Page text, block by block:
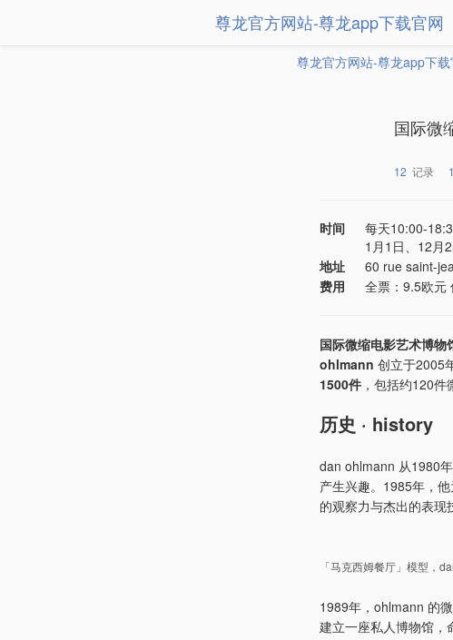
尊龙官方网站-尊龙app下载官网
尊龙官方网站-尊龙app下载
国际微
12 记录
时间
每天10:00-
1月1日、12月
地址
60 rue saint-
费用
全票：9.5欧元
国际微缩电影艺术博物
ohlmann 创立于2005
1500件 ，包括约120
历史 · history
dan ohlmann 从1980
产生兴趣。1985年，
的观察力与杰出的表现
「马克西姆餐厅」模型，
1989年，ohlmann 的
建立一座私人博物馆，